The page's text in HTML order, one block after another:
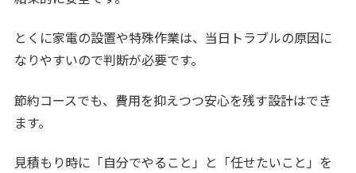
とくに家電の設置や特殊作業は、当日トラブルの原因に
なりやすいので判断が必要です。
節約コースでも、費用を抑えつつ安心を残す設計はでき
ます。
見積もり時に「自分でやること」と「任せたいこと」を